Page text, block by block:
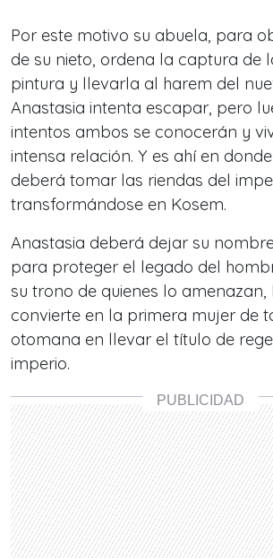
Por este motivo su abuela, para
de su nieto, ordena la captura de
pintura y llevarla al harem del
Anastasia intenta escapar, pero
intentos ambos se conocerán y
intensa relación. Y es ahí en
deberá tomar las riendas del
transformándose en Kosem.
Anastasia deberá dejar su
para proteger el legado del
su trono de quienes lo amenazan,
convierte en la primera mujer de
otomana en llevar el título de
imperio.